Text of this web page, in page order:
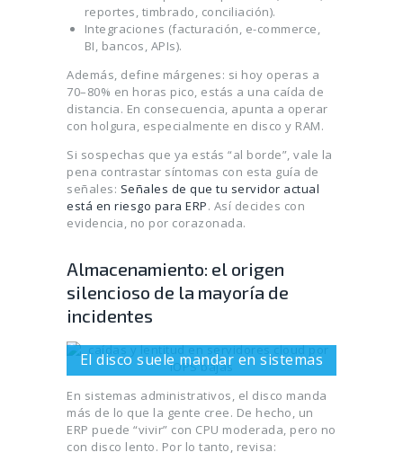
reportes, timbrado, conciliación).
Integraciones (facturación, e-commerce,
BI, bancos, APIs).
Además, define márgenes: si hoy operas a
70–80% en horas pico, estás a una caída de
distancia. En consecuencia, apunta a operar
con holgura, especialmente en disco y RAM.
Si sospechas que ya estás “al borde”, vale la
pena contrastar síntomas con esta guía de
señales: Señales de que tu servidor actual
está en riesgo para ERP. Así decides con
evidencia, no por corazonada.
Almacenamiento: el origen
silencioso de la mayoría de
incidentes
El disco suele mandar en sistemas
En sistemas administrativos, el disco manda
más de lo que la gente cree. De hecho, un
ERP puede “vivir” con CPU moderada, pero no
con disco lento. Por lo tanto, revisa: